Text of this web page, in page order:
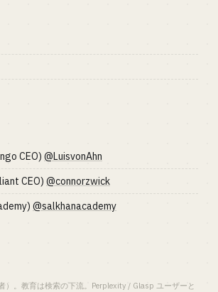
CEO) @LuisvonAhn
CEO) @connorzwick
@salkhanacademy
）。教育は検索の下流。Perplexity / Glasp ユーザーと